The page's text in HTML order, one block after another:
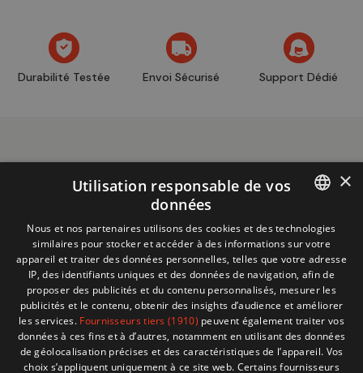
Durabilité Testée Envoi Sécurisé Support Dédié
MENU
SHOP
boutique
+32 (0)2 704 93 20
store@adventech.be
Mercuriusstraat 24 - 1930 Zaventem
FRENCH
×
Utilisation responsable de vos
données
Nous et nos partenaires utilisons des cookies et des technologies
similaires pour stocker et accéder à des informations sur votre
appareil et traiter des données personnelles, telles que votre adresse
IP, des identifiants uniques et des données de navigation, afin de
proposer des publicités et du contenu personnalisés, mesurer les
publicités et le contenu, obtenir des insights d’audience et améliorer
les services. Fournisseurs tiers (1910) peuvent également traiter vos
données à ces fins et à d’autres, notamment en utilisant des données
de géolocalisation précises et des caractéristiques de l’appareil. Vos
choix s’appliquent uniquement à ce site web. Certains fournisseurs